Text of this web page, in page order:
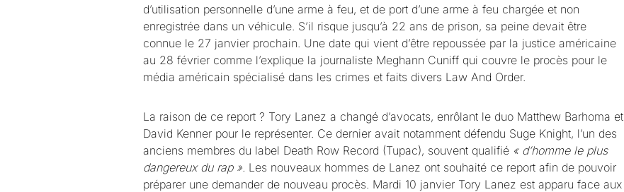
d’utilisation personnelle d’une arme à feu, et de port d’une arme à feu chargée et non
enregistrée dans un véhicule. S’il risque jusqu’à 22 ans de prison, sa peine devait être
connue le 27 janvier prochain. Une date qui vient d’être repoussée par la justice américaine
au 28 février comme l’explique la journaliste Meghann Cuniff qui couvre le procès pour le
média américain spécialisé dans les crimes et faits divers Law And Order.
La raison de ce report ? Tory Lanez a changé d’avocats, enrôlant le duo Matthew Barhoma et
David Kenner pour le représenter. Ce dernier avait notamment défendu Suge Knight, l’un des
anciens membres du label Death Row Record (Tupac), souvent qualifié « d’homme le plus
dangereux du rap ». Les nouveaux hommes de Lanez ont souhaité ce report afin de pouvoir
préparer une demander de nouveau procès. Mardi 10 janvier Tory Lanez est apparu face aux